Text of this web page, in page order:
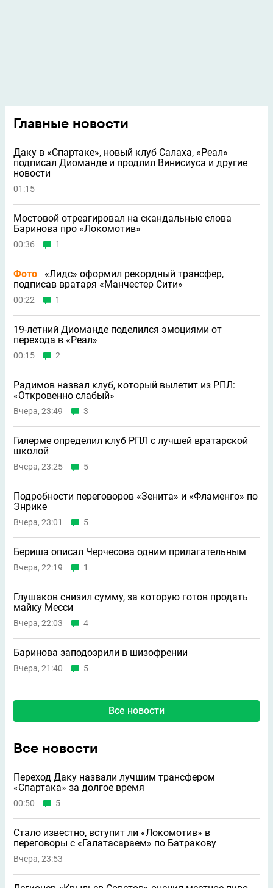
Главные новости
Даку в «Спартаке», новый клуб Салаха, «Реал»
подписал Диоманде и продлил Винисиуса и другие
новости
01:15
Мостовой отреагировал на скандальные слова
Баринова про «Локомотив»
00:36 1
Фото
«Лидс» оформил рекордный трансфер,
подписав вратаря «Манчестер Сити»
00:22 1
19-летний Диоманде поделился эмоциями от
перехода в «Реал»
00:15 2
Радимов назвал клуб, который вылетит из РПЛ:
«Откровенно слабый»
Вчера, 23:49 3
Гилерме определил клуб РПЛ с лучшей вратарской
школой
Вчера, 23:25 5
Подробности переговоров «Зенита» и «Фламенго» по
Энрике
Вчера, 23:01 5
Бериша описал Черчесова одним прилагательным
Вчера, 22:19 1
Глушаков снизил сумму, за которую готов продать
майку Месси
Вчера, 22:03 4
Баринова заподозрили в шизофрении
Вчера, 21:40 5
Все новости
Все новости
Переход Даку назвали лучшим трансфером
«Спартака» за долгое время
00:50 5
Стало известно, вступит ли «Локомотив» в
переговоры с «Галатасараем» по Батракову
Вчера, 23:53